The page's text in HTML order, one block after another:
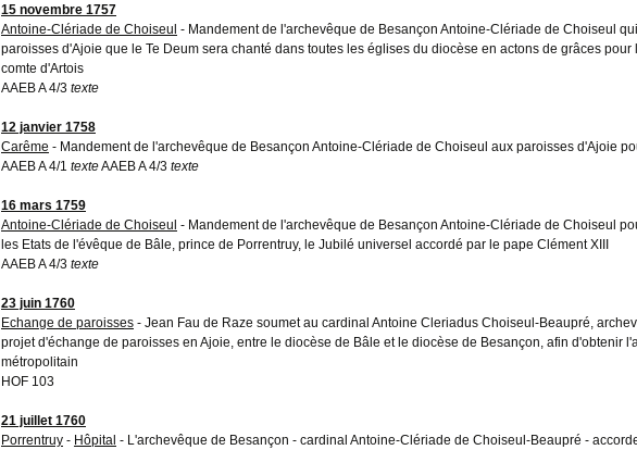
15 novembre 1757
Antoine-Clériade de Choiseul - Mandement de l'archevêque de Besançon Antoine-Clériade de Choiseul
paroisses d'Ajoie que le Te Deum sera chanté dans toutes les églises du diocèse en actons de grâces pour
comte d'Artois
AAEB A 4/3 texte
12 janvier 1758
Carême - Mandement de l'archevêque de Besançon Antoine-Clériade de Choiseul aux paroisses d'Ajoie
AAEB A 4/1 texteAAEB A 4/3 texte
16 mars 1759
Antoine-Clériade de Choiseul - Mandement de l'archevêque de Besançon Antoine-Clériade de Choiseul
les Etats de l'évêque de Bâle, prince de Porrentruy, le Jubilé universel accordé par le pape Clément XIII
AAEB A 4/3 texte
23 juin 1760
Echange de paroisses - Jean Fau de Raze soumet au cardinal Antoine Cleriadus Choiseul-Beaupré,
projet d'échange de paroisses en Ajoie, entre le diocèse de Bâle et le diocèse de Besançon, afin d'obtenir
métropolitain
HOF 103
21 juillet 1760
Porrentruy - Hôpital - L'archevêque de Besançon - cardinal Antoine-Clériade de Choiseul-Beaupré -